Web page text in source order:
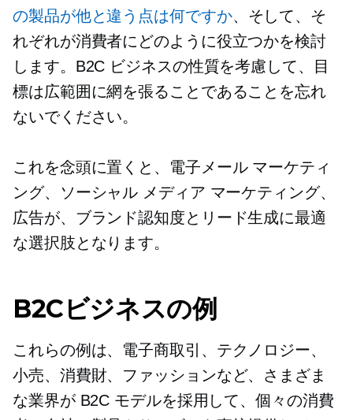
の製品が他と違う点は何ですか、そして、そ
れぞれが消費者にどのように役立つかを検討
します。B2C ビジネスの性質を考慮して、目
標は広範囲に網を張ることであることを忘れ
ないでください。
これを念頭に置くと、電子メール マーケティ
ング、ソーシャル メディア マーケティング、
広告が、ブランド認知度とリード生成に最適
な選択肢となります。
B2Cビジネスの例
これらの例は、電子商取引、テクノロジー、
小売、消費財、ファッションなど、さまざま
な業界が B2C モデルを採用して、個々の消費